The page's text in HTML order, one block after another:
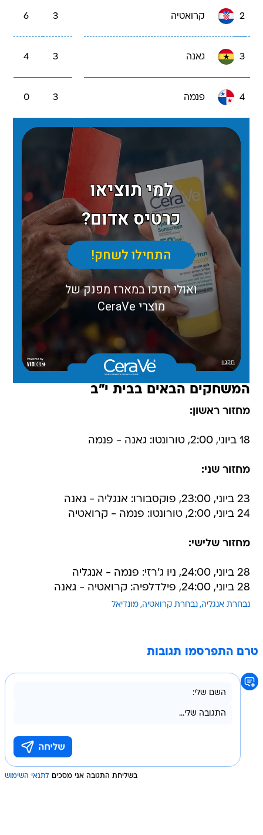
2 קרואטיה 3
6
3 גאנה 3
4
4 פנמה 3
0
המשחקים הבאים בבית י"ב
מחזור ראשון:
18 ביוני, 2:00, טורונטו: גאנה - פנמה
מחזור שני:
23 ביוני, 23:00, פוקסבורו: אנגליה - גאנה
24 ביוני, 2:00, טורונטו: פנמה - קרואטיה
מחזור שלישי:
28 ביוני, 24:00, ניו ג'רזי: פנמה - אנגליה
28 ביוני, 24:00, פילדלפיה: קרואטיה - גאנה
נבחרת אנגליה נבחרת קרואטיה מונדיאל
טרם התפרסמו תגובות
בשליחת התגובה אני מסכים לתנאי השימוש